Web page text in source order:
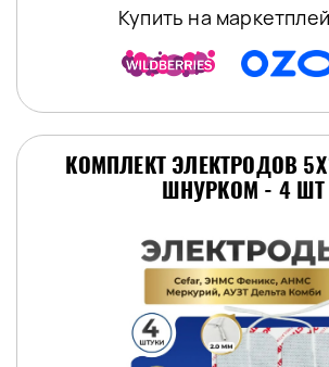
Купить на
КОМПЛЕКТ ЭЛЕКТРОДОВ
ШНУРКОМ - 4 ШТ